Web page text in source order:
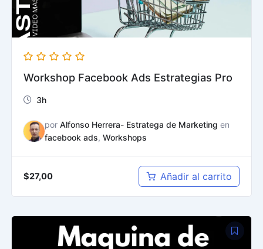
Workshop Facebook Ads Estrategias Pro
3h
por Alfonso Herrera- Estratega de Marketing en
facebook ads, Workshops
$27,00 Añadir al carrito